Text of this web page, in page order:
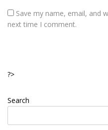
Save my name, email, and
next time I comment.
?>
Search